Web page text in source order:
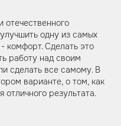
отечественного
одну из самых
комфорт. Сделать это
работу над своим
сделать все самому. В
варианте, о том, как
отличного результата.